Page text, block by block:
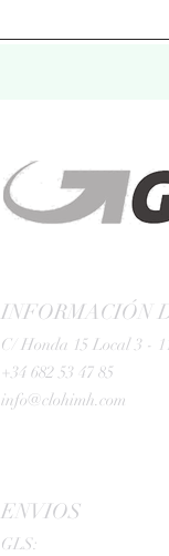
INFORMACIÓN
C/ Honda 15 Local 3 -
+34 682 53 47 85
info@clohimh.com
ENVIOS
GLS: